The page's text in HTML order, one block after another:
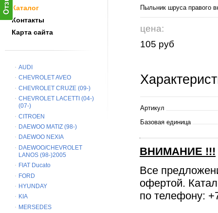
Каталог
Контакты
Карта сайта
AUDI
CHEVROLET AVEO
CHEVROLET CRUZE (09-)
CHEVROLET LACETTI (04-)
(07-)
CITROEN
DAEWOO MATIZ (98-)
DAEWOO NEXIA
DAEWOO/CHEVROLET
LANOS (98-)2005
FIAT Ducato
FORD
HYUNDAY
KIA
MERSEDES
Пыльник шруса правого
цена:
105 руб
Артикул
Базовая единица
ВНИМАНИЕ !!!
Все
офертой.
по телефону: